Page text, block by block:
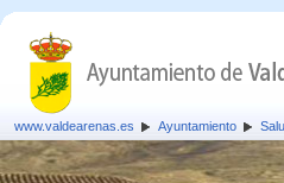
www.valdearenas.es Ayuntamiento